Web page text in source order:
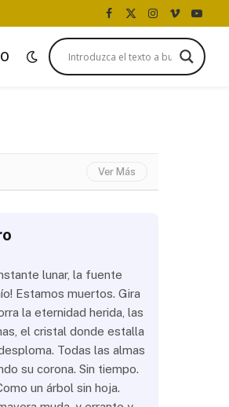
Facebook
X
(Twitter)
Instagram
Vimeo
Ver Más
lunar, la fuente
Estamos muertos. Gira
la eternidad herida, las
el cristal donde estalla
Todas las almas
su corona. Sin tiempo.
un árbol sin hoja.